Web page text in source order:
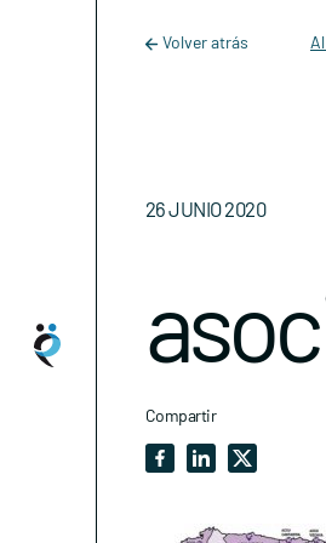
Main Volver atrás
26 JUNIO 2020
Compartir